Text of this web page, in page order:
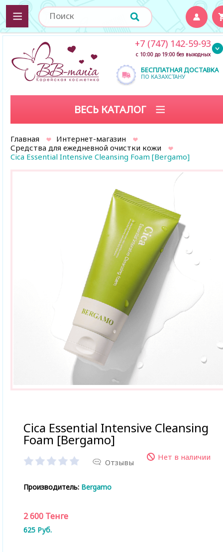
БЕСПЛАТНАЯ ДОСТАВКА
ПО КАЗАХСТАНУ
+7 (747) 142-59-93
с 10:00 до 19:00 без выходных
ВЕСЬ КАТАЛОГ
Главная
Интернет-магазин
Средства для ежедневной очистки кожи
Cica Essential Intensive Cleansing Foam [Bergamo]
Cica Essential Intensive Cleansing
Foam [Bergamo]
Отзывы
Нет в наличии
Производитель: Bergamo
2 600 Тенге
625 Руб.